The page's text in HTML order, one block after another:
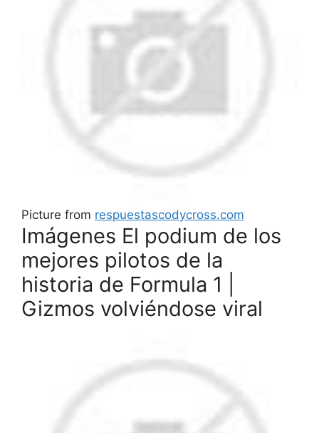
Picture from respuestascodycross.com
Imágenes El podium de los
mejores pilotos de la
historia de Formula 1 |
Gizmos volviéndose viral